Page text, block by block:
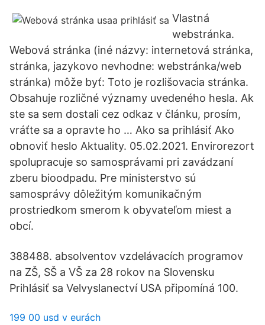
Vlastná
webstránka.
Webová stránka (iné názvy: internetová stránka,
stránka, jazykovo nevhodne: webstránka/web
stránka) môže byť: Toto je rozlišovacia stránka.
Obsahuje rozličné významy uvedeného hesla. Ak
ste sa sem dostali cez odkaz v článku, prosím,
vráťte sa a opravte ho … Ako sa prihlásiť Ako
obnoviť heslo Aktuality. 05.02.2021. Envirorezort
spolupracuje so samosprávami pri zavádzaní
zberu bioodpadu. Pre ministerstvo sú
samosprávy dôležitým komunikačným
prostriedkom smerom k obyvateľom miest a
obcí.
388488. absolventov vzdelávacích programov
na ZŠ, SŠ a VŠ za 28 rokov na Slovensku
Prihlásiť sa Velvyslanectví USA připomíná 100.
199 00 usd v eurách